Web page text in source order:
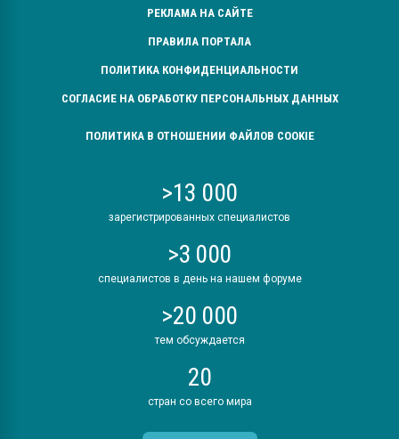
РЕКЛАМА НА САЙТЕ
ПРАВИЛА ПОРТАЛА
ПОЛИТИКА КОНФИДЕНЦИАЛЬНОСТИ
СОГЛАСИЕ НА ОБРАБОТКУ ПЕРСОНАЛЬНЫХ ДАННЫХ
ПОЛИТИКА В ОТНОШЕНИИ ФАЙЛОВ COOKIE
>13 000
зарегистрированных специалистов
>3 000
специалистов в день на нашем форуме
>20 000
тем обсуждается
20
стран со всего мира